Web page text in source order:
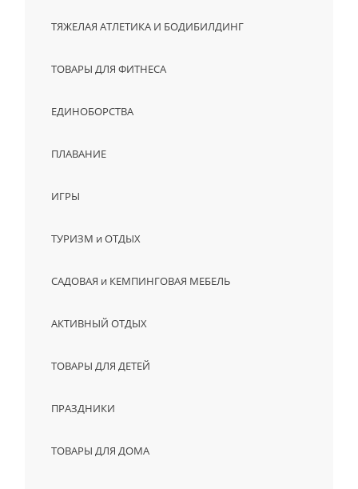
ТЯЖЕЛАЯ АТЛЕТИКА И БОДИБИЛДИНГ
ТОВАРЫ ДЛЯ ФИТНЕСА
ЕДИНОБОРСТВА
ПЛАВАНИЕ
ИГРЫ
ТУРИЗМ и ОТДЫХ
САДОВАЯ и КЕМПИНГОВАЯ МЕБЕЛЬ
АКТИВНЫЙ ОТДЫХ
ТОВАРЫ ДЛЯ ДЕТЕЙ
ПРАЗДНИКИ
ТОВАРЫ ДЛЯ ДОМА